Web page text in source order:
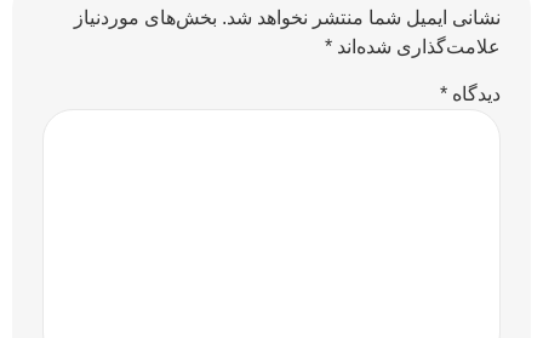
نشانی ایمیل شما منتشر نخواهد شد. بخش‌های موردنیاز
علامت‌گذاری شده‌اند *
دیدگاه *